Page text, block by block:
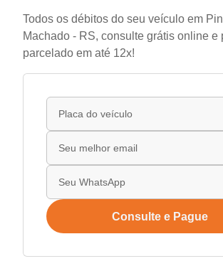
Todos os débitos do seu veículo em
Machado - RS, consulte grátis online e
parcelado em até 12x!
Consulte e Pague